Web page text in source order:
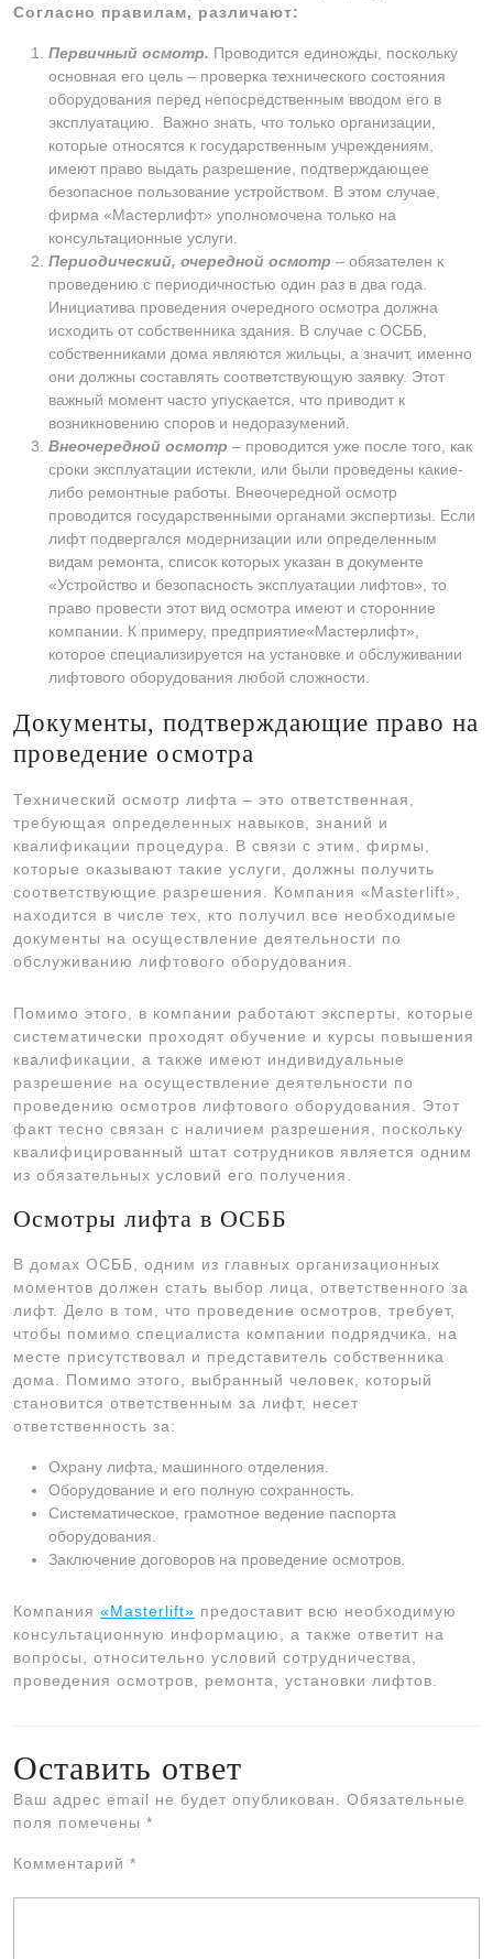
Согласно правилам, различают:
Первичный осмотр. Проводится единожды, поскольку
основная его цель – проверка технического состояния
оборудования перед непосредственным вводом его в
эксплуатацию. Важно знать, что только организации,
которые относятся к государственным учреждениям,
имеют право выдать разрешение, подтверждающее
безопасное пользование устройством. В этом случае,
фирма «Мастерлифт» уполномочена только на
консультационные услуги.
Периодический, очередной осмотр – обязателен к
проведению с периодичностью один раз в два года.
Инициатива проведения очередного осмотра должна
исходить от собственника здания. В случае с ОСББ,
собственниками дома являются жильцы, а значит, именно
они должны составлять соответствующую заявку. Этот
важный момент часто упускается, что приводит к
возникновению споров и недоразумений.
Внеочередной осмотр – проводится уже после того, как
сроки эксплуатации истекли, или были проведены какие-
либо ремонтные работы. Внеочередной осмотр
проводится государственными органами экспертизы. Если
лифт подвергался модернизации или определенным
видам ремонта, список которых указан в документе
«Устройство и безопасность эксплуатации лифтов», то
право провести этот вид осмотра имеют и сторонние
компании. К примеру, предприятие«Мастерлифт»,
которое специализируется на установке и обслуживании
лифтового оборудования любой сложности.
Документы, подтверждающие право на
проведение осмотра
Технический осмотр лифта – это ответственная,
требующая определенных навыков, знаний и
квалификации процедура. В связи с этим, фирмы,
которые оказывают такие услуги, должны получить
соответствующие разрешения. Компания «Masterlift»,
находится в числе тех, кто получил все необходимые
документы на осуществление деятельности по
обслуживанию лифтового оборудования.
Помимо этого, в компании работают эксперты, которые
систематически проходят обучение и курсы повышения
квалификации, а также имеют индивидуальные
разрешение на осуществление деятельности по
проведению осмотров лифтового оборудования. Этот
факт тесно связан с наличием разрешения, поскольку
квалифицированный штат сотрудников является одним
из обязательных условий его получения.
Осмотры лифта в ОСББ
В домах ОСББ, одним из главных организационных
моментов должен стать выбор лица, ответственного за
лифт. Дело в том, что проведение осмотров, требует,
чтобы помимо специалиста компании подрядчика, на
месте присутствовал и представитель собственника
дома. Помимо этого, выбранный человек, который
становится ответственным за лифт, несет
ответственность за:
Охрану лифта, машинного отделения.
Оборудование и его полную сохранность.
Систематическое, грамотное ведение паспорта
оборудования.
Заключение договоров на проведение осмотров.
Компания «Masterlift» предоставит всю необходимую
консультационную информацию, а также ответит на
вопросы, относительно условий сотрудничества,
проведения осмотров, ремонта, установки лифтов.
Оставить ответ
Ваш адрес email не будет опубликован. Обязательные
поля помечены *
Комментарий *